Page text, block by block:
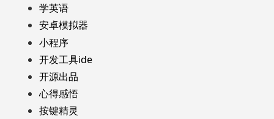
学英语
安卓模拟器
小程序
开发工具ide
开源出品
心得感悟
按键精灵